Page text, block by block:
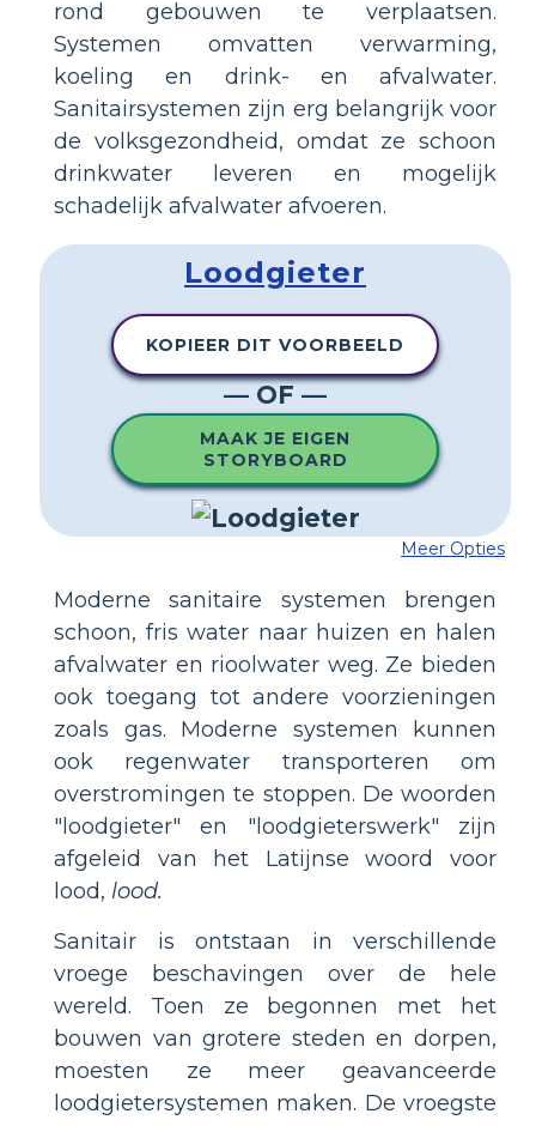
rond gebouwen te verplaatsen.
Systemen omvatten verwarming,
koeling en drink- en afvalwater.
Sanitairsystemen zijn erg belangrijk voor
de volksgezondheid, omdat ze schoon
drinkwater leveren en mogelijk
schadelijk afvalwater afvoeren.
Loodgieter
KOPIEER DIT VOORBEELD
— OF —
MAAK JE EIGEN
STORYBOARD
Meer Opties
Moderne sanitaire systemen brengen
schoon, fris water naar huizen en halen
afvalwater en rioolwater weg. Ze bieden
ook toegang tot andere voorzieningen
zoals gas. Moderne systemen kunnen
ook regenwater transporteren om
overstromingen te stoppen. De woorden
"loodgieter" en "loodgieterswerk" zijn
afgeleid van het Latijnse woord voor
lood, lood.
Sanitair is ontstaan ​​in verschillende
vroege beschavingen over de hele
wereld. Toen ze begonnen met het
bouwen van grotere steden en dorpen,
moesten ze meer geavanceerde
loodgietersystemen maken. De vroegste